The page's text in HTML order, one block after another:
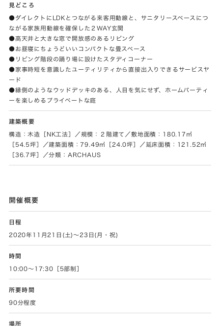
見どころ
●ダイレクトにLDKとつながる来客用動線と、サニタリースペースにつ
ながる家族用動線を確保した２WAY玄関
●高天井と大きな窓で開放感のあるリビング
●お昼寝にちょうどいいコンパクトな畳スペース
●リビング階段の踊り場に設けたスタディコーナー
●家事時短を意識したユーティリティから直接出入りできるサービスヤ
ード
●縁側のようなウッドデッキのある、人目を気にせず、ホームパーティ
ーを楽しめるプライベートな庭
建築概要
構造：木造［NK工法］／規模：２階建て／敷地面積：180.17㎡
［54.5坪］／建築面積：79.49㎡［24.0坪］／延床面積：121.52㎡
［36.7坪］／分類：ARCHAUS
開催概要
日程
2020年11月21日(土)～23日(月・祝)
時間
10:00～17:30［5部制］
所要時間
90分程度
場所